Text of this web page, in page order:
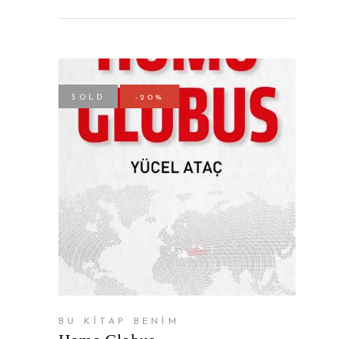
-20%
SOLD
DEVAMINI OKU
BU KİTAP BENİM